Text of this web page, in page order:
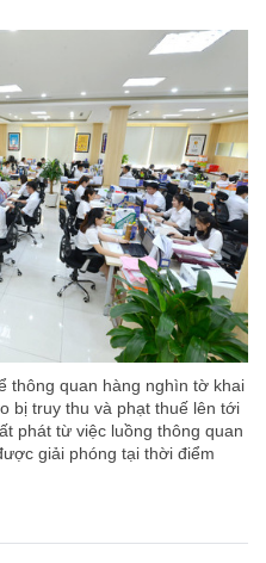
thông quan hàng nghìn tờ khai
bị truy thu và phạt thuế lên tới
phát từ việc luồng thông quan
giải phóng tại thời điểm